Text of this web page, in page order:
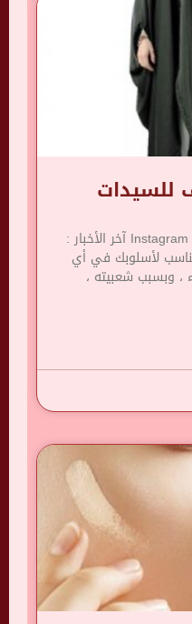
للسيدات
Instagram Twitter Snapchat Youtube آخر الأخبار :
لأسلوبك في أي
، وبسبب شعبيته ،